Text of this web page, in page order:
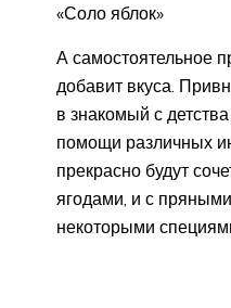
«Соло яблок»
А самостоятельное
добавит вкуса.
в знакомый с
помощи различных
прекрасно будут
ягодами, и с
некоторыми